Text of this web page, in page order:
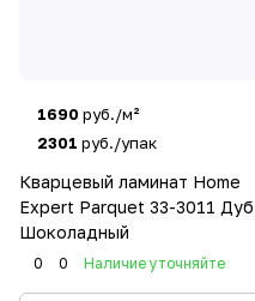
1690 руб./м²
2301 руб./упак
Кварцевый ламинат Home
Expert Parquet 33-3011 Дуб
Шоколадный
0 0 Наличие уточняйте